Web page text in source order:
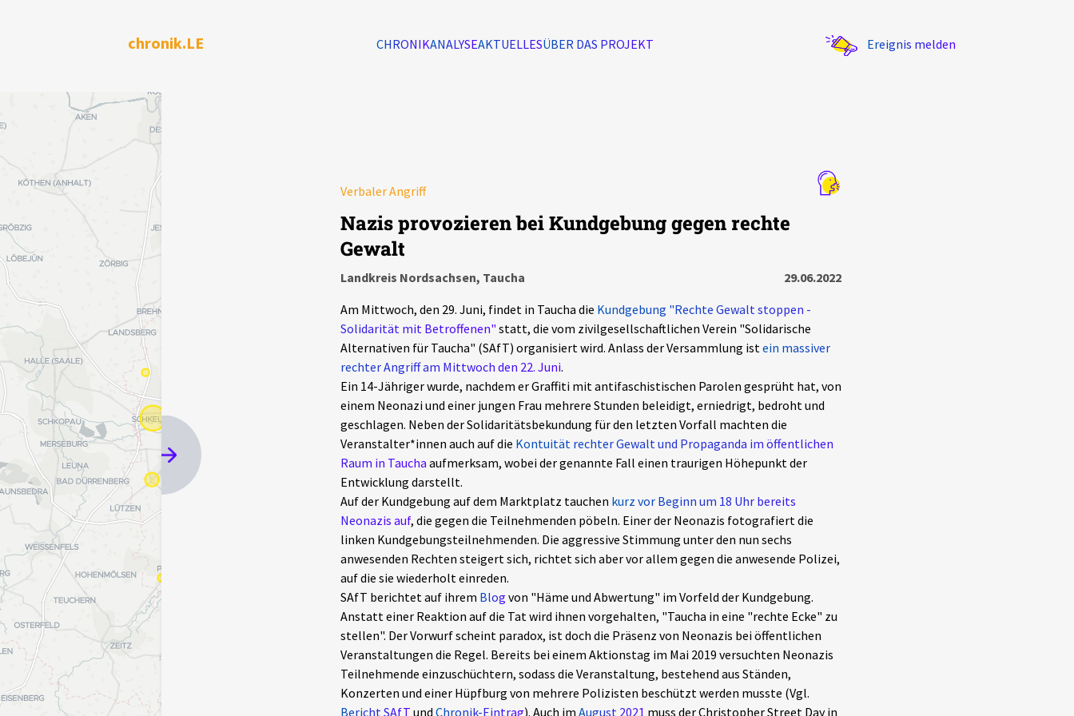
chronik.LE CHRONIKANALYSEAKTUELLESÜBER DAS PROJEKT Ereignis melden
Verbaler Angriff
Nazis provozieren bei Kundgebung gegen rechte
Gewalt
Landkreis Nordsachsen, Taucha
29.06.2022
Am Mittwoch, den 29. Juni, findet in Taucha die Kundgebung "Rechte Gewalt stoppen -
Solidarität mit Betroffenen" statt, die vom zivilgesellschaftlichen Verein "Solidarische
Alternativen für Taucha" (SAfT) organisiert wird. Anlass der Versammlung ist ein massiver
rechter Angriff am Mittwoch den 22. Juni.
Ein 14-Jähriger wurde, nachdem er Graffiti mit antifaschistischen Parolen gesprüht hat, von
einem Neonazi und einer jungen Frau mehrere Stunden beleidigt, erniedrigt, bedroht und
geschlagen. Neben der Solidaritätsbekundung für den letzten Vorfall machten die
Veranstalter*innen auch auf die Kontuität rechter Gewalt und Propaganda im öffentlichen
Raum in Taucha aufmerksam, wobei der genannte Fall einen traurigen Höhepunkt der
Entwicklung darstellt.
Auf der Kundgebung auf dem Marktplatz tauchen kurz vor Beginn um 18 Uhr bereits
Neonazis auf, die gegen die Teilnehmenden pöbeln. Einer der Neonazis fotografiert die
linken Kundgebungsteilnehmenden. Die aggressive Stimmung unter den nun sechs
anwesenden Rechten steigert sich, richtet sich aber vor allem gegen die anwesende Polizei,
auf die sie wiederholt einreden.
SAfT berichtet auf ihrem Blog von "Häme und Abwertung" im Vorfeld der Kundgebung.
Anstatt einer Reaktion auf die Tat wird ihnen vorgehalten, "Taucha in eine "rechte Ecke" zu
stellen". Der Vorwurf scheint paradox, ist doch die Präsenz von Neonazis bei öffentlichen
Veranstaltungen die Regel. Bereits bei einem Aktionstag im Mai 2019 versuchten Neonazis
Teilnehmende einzuschüchtern, sodass die Veranstaltung, bestehend aus Ständen,
Konzerten und einer Hüpfburg von mehrere Polizisten beschützt werden musste (Vgl.
Bericht SAfT und Chronik-Eintrag). Auch im August 2021 muss der Christopher Street Day in